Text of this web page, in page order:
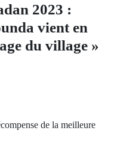
2023 :
vient en
du village »
de la meilleure